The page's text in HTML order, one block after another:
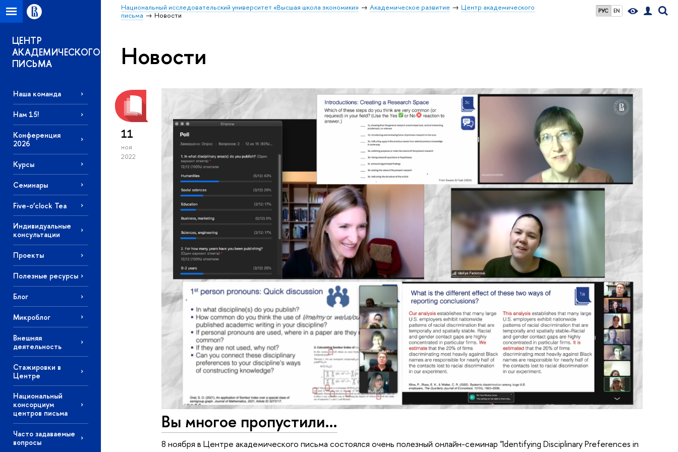
РУС EN
Национальный исследовательский университет «Высшая школа экономики» Академическое развитие
Центр академического
письма
Новости
ЦЕНТР
АКАДЕМИЧЕСКОГО
ПИСЬМА
Наша команда
Нам 15!
Конференция
2026
Курсы
Семинары
Five-o’clock Tea
Индивидуальные
консультации
Проекты
Полезные ресурсы
Блог
Микроблог
Внешняя
деятельность
Стажировки в
Центре
Национальный
консорциум
центров письма
Часто задаваемые
вопросы
Новости
11
ноя
2022
Вы многое пропустили…
8 ноября в Центре академического письма состоялся очень полезный онлайн-семинар "Identifying Disciplinary Preferences in